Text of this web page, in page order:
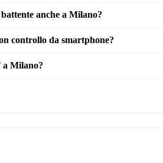
anche a Milano?
controllo da smartphone?
a Milano?